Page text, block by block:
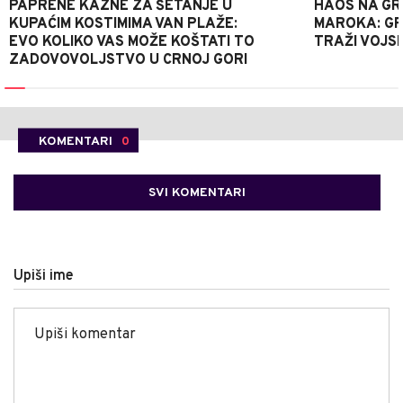
PAPRENE KAZNE ZA ŠETANJE U
KUPAĆIM KOSTIMIMA VAN PLAŽE:
EVO KOLIKO VAS MOŽE KOŠTATI TO
ZADOVOVOLJSTVO U CRNOJ GORI
HAOS NA
MAROKA:
TRAŽI
KOMENTARI 0
SVI KOMENTARI
Upiši ime